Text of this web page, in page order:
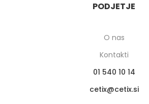
PODJETJE
O nas
Kontakti
01 540 10 14
cetix
cetix.si